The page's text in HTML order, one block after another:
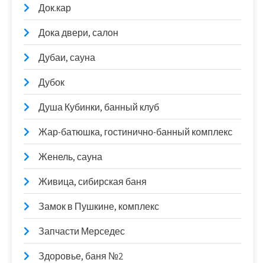
Док.кар
Дока двери, салон
Дубаи, сауна
Дубок
Душа Кубинки, банный клуб
Жар-батюшка, гостинично-банный комплекс
Женель, сауна
Живица, сибирская баня
Замок в Пушкине, комплекс
Запчасти Мерседес
Здоровье, баня №2